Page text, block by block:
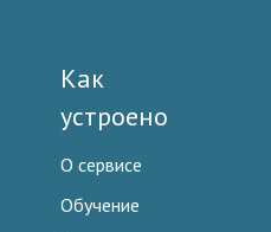
Как
устроено
О сервисе
Обучение